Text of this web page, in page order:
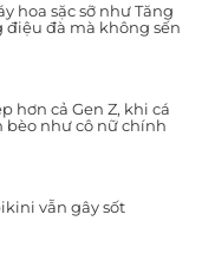
hoa sặc sỡ như Tăng
điệu đà mà không sến
hơn cả Gen Z, khi cá
như cô nữ chính
vẫn gây sốt